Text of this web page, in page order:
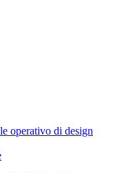
operativo di design